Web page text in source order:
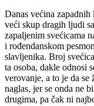
Danas većina
veći skup dragih ljudi
zapaljenim svećicama
i rođendanskom
slavljenika. Broj
ta osoba, dakle odnosi
verovanje, a to je da se
naglas, jer se onda ne
drugima, pa čak ni